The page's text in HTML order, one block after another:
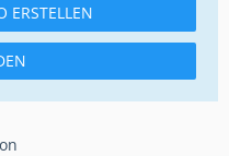
ERSTELLEN